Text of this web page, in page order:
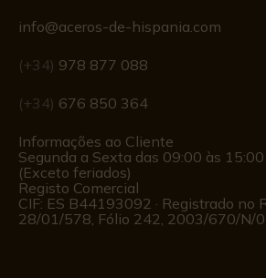
info@aceros-de-hispania.com
(+34) 978 877 088
(+34) 676 850 364
Informações ao Cliente
Segunda a Sexta das 09:00 às 15:00
(Exceto feriados)
Registo Comercial
CIF: ES B44193092 · Registrado no
28/01/578, Fólio 242, 2003/670/N/